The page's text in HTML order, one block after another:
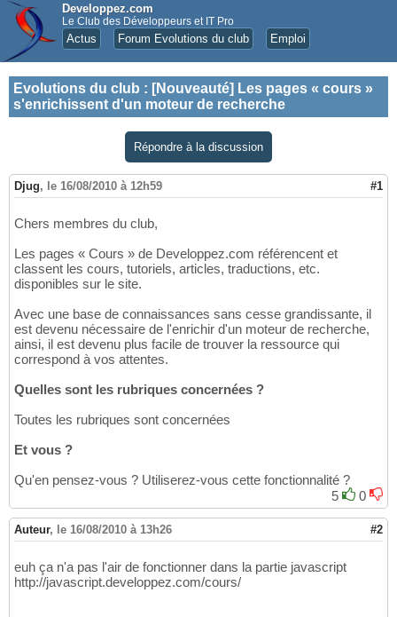
Developpez.com
Le Club des Développeurs et IT Pro
Actus Forum Evolutions du club Emploi
Evolutions du club : [Nouveauté] Les pages « cours »
s'enrichissent d'un moteur de recherche
Répondre à la discussion
Djug, le 16/08/2010 à 12h59 #1
Chers membres du club,
Les pages « Cours » de Developpez.com référencent et
classent les cours, tutoriels, articles, traductions, etc.
disponibles sur le site.
Avec une base de connaissances sans cesse grandissante, il
est devenu nécessaire de l'enrichir d'un moteur de recherche,
ainsi, il est devenu plus facile de trouver la ressource qui
correspond à vos attentes.
Quelles sont les rubriques concernées ?
Toutes les rubriques sont concernées
Et vous ?
Qu'en pensez-vous ? Utiliserez-vous cette fonctionnalité ?
5
0
Auteur, le 16/08/2010 à 13h26 #2
euh ça n'a pas l'air de fonctionner dans la partie javascript
http://javascript.developpez.com/cours/